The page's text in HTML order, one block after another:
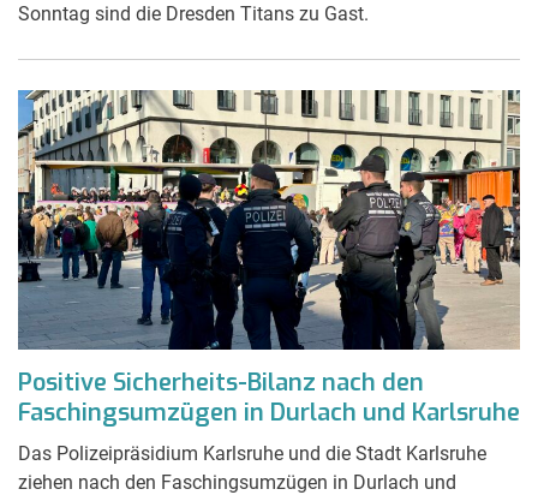
Sonntag sind die Dresden Titans zu Gast.
Positive Sicherheits-Bilanz nach den
Faschingsumzügen in Durlach und Karlsruhe
Das Polizeipräsidium Karlsruhe und die Stadt Karlsruhe
ziehen nach den Faschingsumzügen in Durlach und